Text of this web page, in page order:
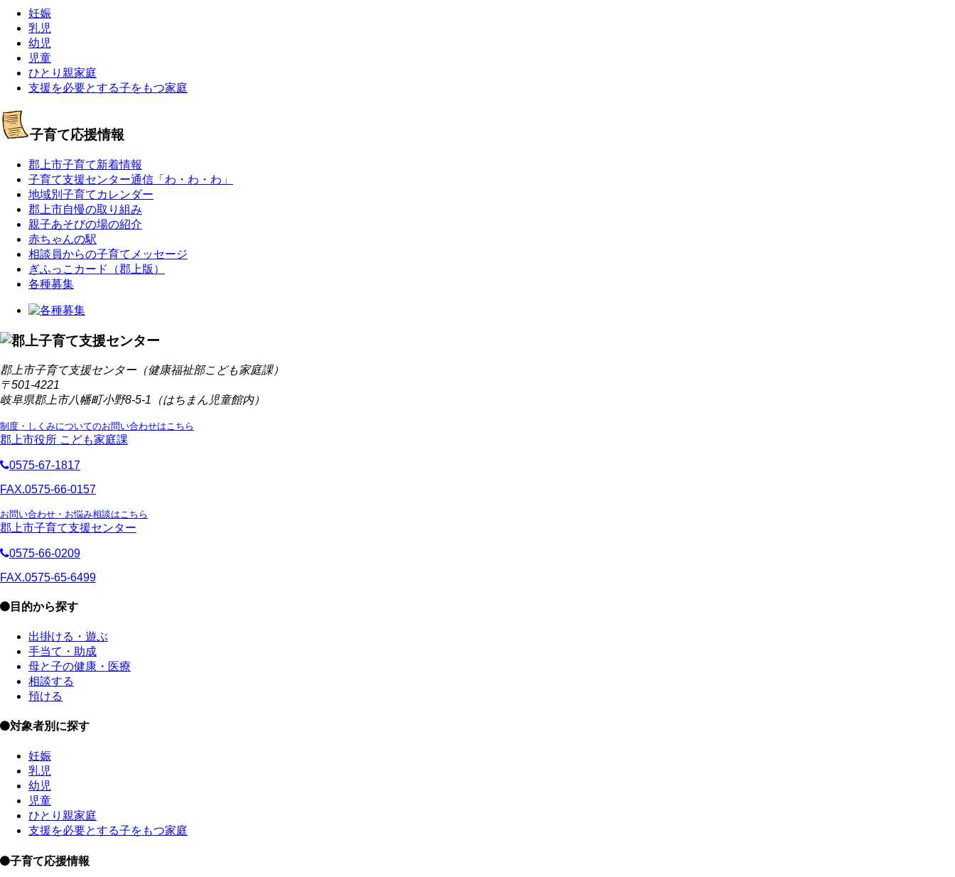
妊娠
乳児
幼児
児童
ひとり親家庭
支援を必要とする子をもつ家庭
子育て応援情報
郡上市子育て新着情報
子育て支援センター通信「わ・わ・わ」
地域別子育てカレンダー
郡上市自慢の取り組み
親子あそびの場の紹介
赤ちゃんの駅
相談員からの子育てメッセージ
ぎふっこカード（郡上版）
各種募集
郡上市子育て支援センター（健康福祉部こども家庭課）
〒501-4221
岐阜県郡上市八幡町小野8-5-1（はちまん児童館内）
制度・しくみについてのお問い合わせはこちら
郡上市役所 こども家庭課
0575-67-1817
FAX.0575-66-0157
お問い合わせ・お悩み相談はこちら
郡上市子育て支援センター
0575-66-0209
FAX.0575-65-6499
目的から探す
出掛ける・遊ぶ
手当て・助成
母と子の健康・医療
相談する
預ける
対象者別に探す
妊娠
乳児
幼児
児童
ひとり親家庭
支援を必要とする子をもつ家庭
子育て応援情報